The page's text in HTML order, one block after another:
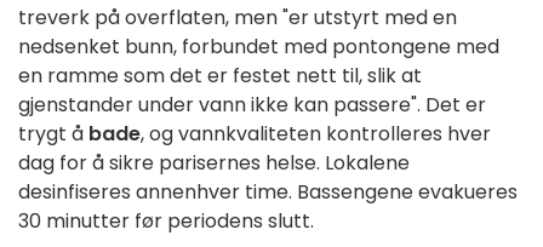
treverk på overflaten, men "er utstyrt med en
nedsenket bunn, forbundet med pontongene med
en ramme som det er festet nett til, slik at
gjenstander under vann ikke kan passere". Det er
trygt å bade, og vannkvaliteten kontrolleres hver
dag for å sikre parisernes helse. Lokalene
desinfiseres annenhver time. Bassengene evakueres
30 minutter før periodens slutt.